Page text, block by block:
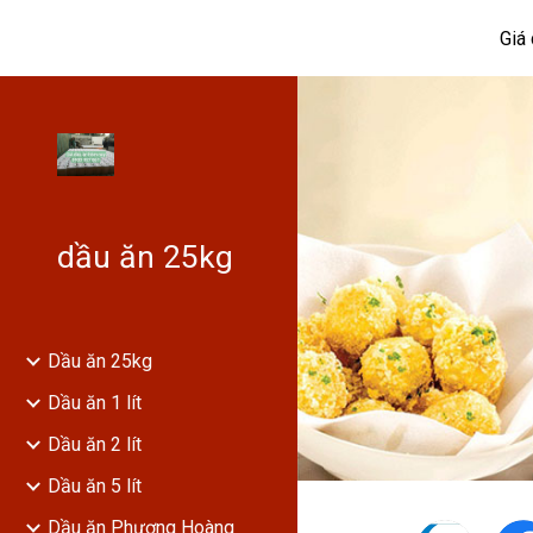
Giá
dầu ăn 25kg
Dầu ăn 25kg
Dầu ăn 1 lít
Dầu ăn 2 lít
Dầu ăn 5 lít
Dầu ăn Phượng Hoàng